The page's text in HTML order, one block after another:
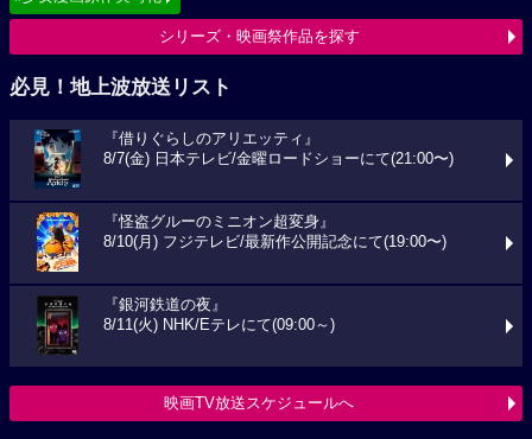
シリーズ・映画祭作品を探す
必見！地上波放送リスト
『借りぐらしのアリエッティ』
8/7(金) 日本テレビ/金曜ロードショーにて(21:00〜)
『怪盗グルーのミニオン超変身』
8/10(月) フジテレビ/最新作公開記念にて(19:00〜)
『銀河鉄道の夜』
8/11(火) NHK/Eテレにて(09:00～)
映画TV放送スケジュールへ